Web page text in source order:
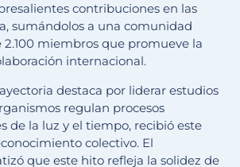
contribuciones en las
sumándolos a una comunidad
miembros que promueve la
internacional.
destaca por liderar estudios
regulan procesos
de la luz y el tiempo, recibió este
colectivo. El
que este hito refleja la solidez de